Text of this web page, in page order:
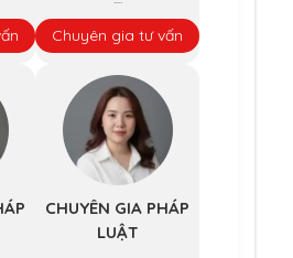
Chuyên gia tư vấn
CHUYÊN GIA PHÁP
LUẬT